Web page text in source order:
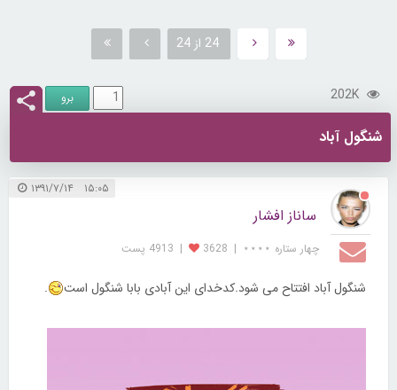
24 از 24
202K
شنگول آباد
۱۵:۰۵ ۱۳۹۱/۷/۱۴
ساناز افشار
چهار ستاره ⋆⋆⋆⋆ |
3628
| 4913 پست
شنگول آباد افتتاح می شود.کدخدای این آبادی بابا شنگول است .